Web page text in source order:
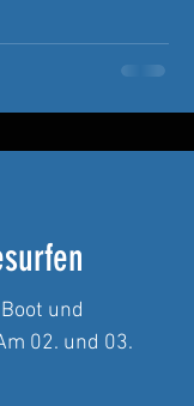
und
02. und 03.